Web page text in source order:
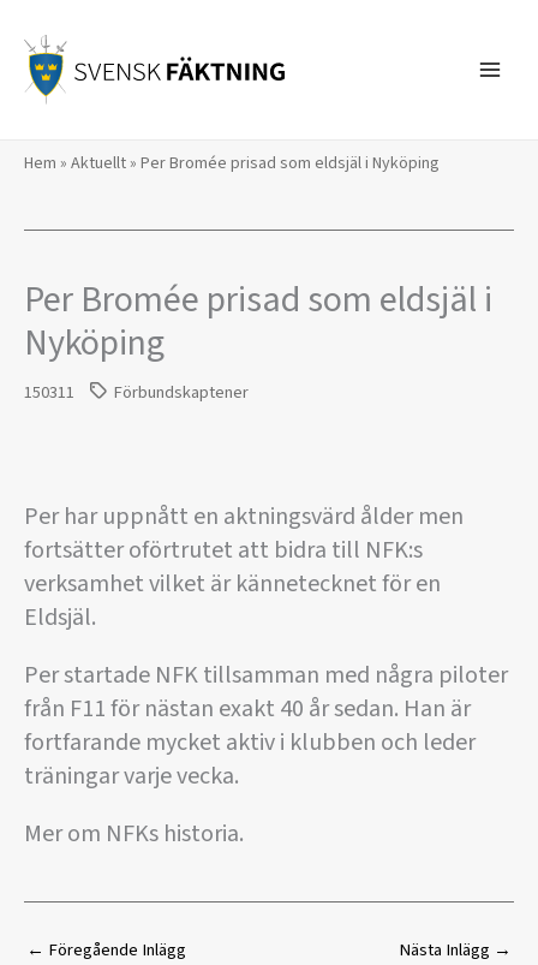
innehåll
Hem » Aktuellt» Per Bromée prisad som eldsjäl i Nyköping
Per Bromée prisad som eldsjäl i
Nyköping
150311 Förbundskaptener
Per har uppnått en aktningsvärd ålder men
fortsätter oförtrutet att bidra till NFK:s
verksamhet vilket är kännetecknet för en
Eldsjäl.
Per startade NFK tillsamman med några piloter
från F11 för nästan exakt 40 år sedan. Han är
fortfarande mycket aktiv i klubben och leder
träningar varje vecka.
Mer om NFKs historia.
← Föregående Inlägg Nästa Inlägg →